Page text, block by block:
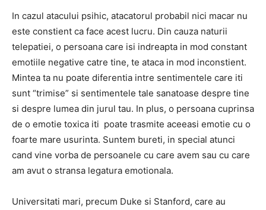
In cazul atacului psihic, atacatorul probabil nici macar nu
este constient ca face acest lucru. Din cauza naturii
telepatiei, o persoana care isi indreapta in mod constant
emotiile negative catre tine, te ataca in mod inconstient.
Mintea ta nu poate diferentia intre sentimentele care iti
sunt “trimise” si sentimentele tale sanatoase despre tine
si despre lumea din jurul tau. In plus, o persoana cuprinsa
de o emotie toxica iti poate trasmite aceeasi emotie cu o
foarte mare usurinta. Suntem bureti, in special atunci
cand vine vorba de persoanele cu care avem sau cu care
am avut o stransa legatura emotionala.
Universitati mari, precum Duke si Stanford, care au